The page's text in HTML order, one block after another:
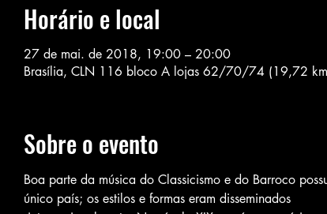
Horário e local
27 de mai. de 2018, 19:00 – 20:00
Brasília, CLN 116 bloco A lojas 62/70/74 (19,72
Sobre o evento
Boa parte da música do Classicismo e do Barroco
único país; os estilos e formas eram disseminados